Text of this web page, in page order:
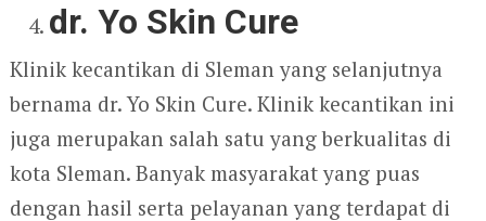
dr. Yo Skin Cure
Klinik kecantikan di Sleman yang selanjutnya
bernama dr. Yo Skin Cure. Klinik kecantikan ini
juga merupakan salah satu yang berkualitas di
kota Sleman. Banyak masyarakat yang puas
dengan hasil serta pelayanan yang terdapat di